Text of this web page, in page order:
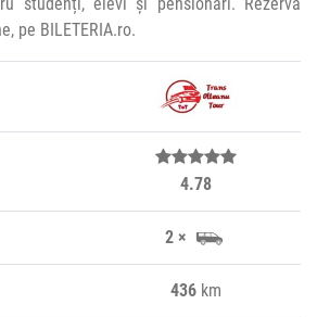
pe BILETERIA.ro.
4.78
2 ×
436 km